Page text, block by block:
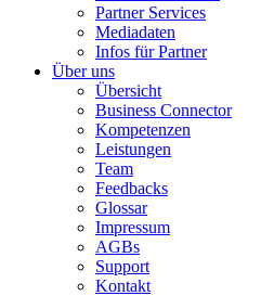
Partner Services
Mediadaten
Infos für Partner
Über uns
Übersicht
Business Connector
Kompetenzen
Leistungen
Team
Feedbacks
Glossar
Impressum
AGBs
Support
Kontakt